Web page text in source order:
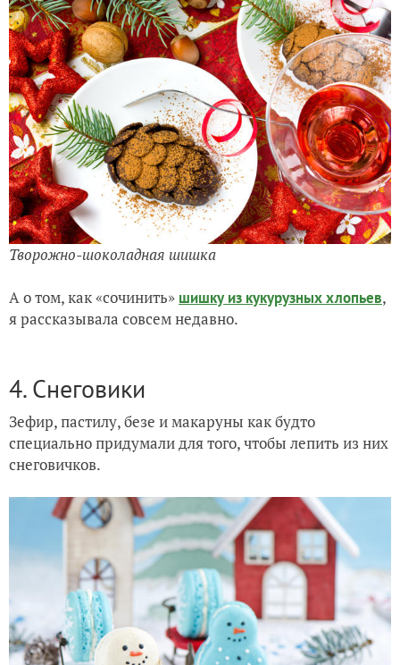
Творожно-шоколадная шишка
А о том, как «сочинить» шишку из кукурузных хлопьев,
я рассказывала совсем недавно.
4. Снеговики
Зефир, пастилу, безе и макаруны как будто
специально придумали для того, чтобы лепить из них
снеговичков.